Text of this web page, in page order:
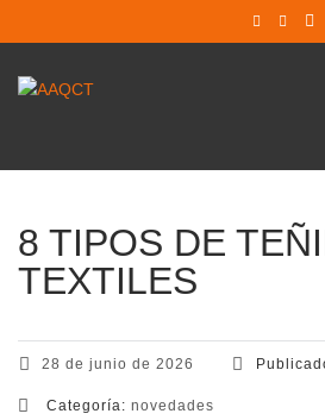
8 TIPOS DE
TEXTILES
28 de junio de 2026
Categoría: novedades